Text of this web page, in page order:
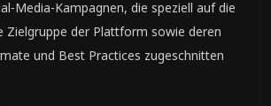
Media-Kampagnen, die speziell auf die
Zielgruppe der Plattform sowie deren
und Best Practices zugeschnitten